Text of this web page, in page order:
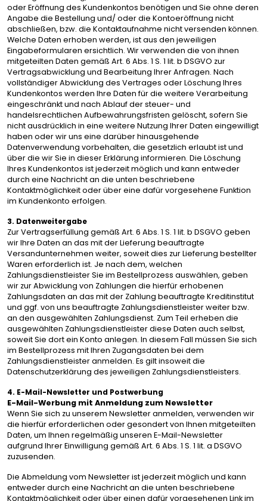
oder Eröffnung des Kundenkontos benötigen und Sie ohne deren
Angabe die Bestellung und/ oder die Kontoeröffnung nicht
abschließen, bzw. die Kontaktaufnahme nicht versenden können.
Welche Daten erhoben werden, ist aus den jeweiligen
Eingabeformularen ersichtlich. Wir verwenden die von ihnen
mitgeteilten Daten gemäß Art. 6 Abs. 1 S. 1 lit. b DSGVO zur
Vertragsabwicklung und Bearbeitung Ihrer Anfragen. Nach
vollständiger Abwicklung des Vertrages oder Löschung Ihres
Kundenkontos werden Ihre Daten für die weitere Verarbeitung
eingeschränkt und nach Ablauf der steuer- und
handelsrechtlichen Aufbewahrungsfristen gelöscht, sofern Sie
nicht ausdrücklich in eine weitere Nutzung Ihrer Daten eingewilligt
haben oder wir uns eine darüber hinausgehende
Datenverwendung vorbehalten, die gesetzlich erlaubt ist und
über die wir Sie in dieser Erklärung informieren. Die Löschung
Ihres Kundenkontos ist jederzeit möglich und kann entweder
durch eine Nachricht an die unten beschriebene
Kontaktmöglichkeit oder über eine dafür vorgesehene Funktion
im Kundenkonto erfolgen.
3. Datenweitergabe
Zur Vertragserfüllung gemäß Art. 6 Abs. 1 S. 1 lit. b DSGVO geben
wir Ihre Daten an das mit der Lieferung beauftragte
Versandunternehmen weiter, soweit dies zur Lieferung bestellter
Waren erforderlich ist. Je nach dem, welchen
Zahlungsdienstleister Sie im Bestellprozess auswählen, geben
wir zur Abwicklung von Zahlungen die hierfür erhobenen
Zahlungsdaten an das mit der Zahlung beauftragte Kreditinstitut
und ggf. von uns beauftragte Zahlungsdienstleister weiter bzw.
an den ausgewählten Zahlungsdienst. Zum Teil erheben die
ausgewählten Zahlungsdienstleister diese Daten auch selbst,
soweit Sie dort ein Konto anlegen. In diesem Fall müssen Sie sich
im Bestellprozess mit Ihren Zugangsdaten bei dem
Zahlungsdienstleister anmelden. Es gilt insoweit die
Datenschutzerklärung des jeweiligen Zahlungsdienstleisters.
4. E-Mail-Newsletter und Postwerbung
E-Mail-Werbung mit Anmeldung zum Newsletter
Wenn Sie sich zu unserem Newsletter anmelden, verwenden wir
die hierfür erforderlichen oder gesondert von Ihnen mitgeteilten
Daten, um Ihnen regelmäßig unseren E-Mail-Newsletter
aufgrund Ihrer Einwilligung gemäß Art. 6 Abs. 1 S. 1 lit. a DSGVO
zuzusenden.
Die Abmeldung vom Newsletter ist jederzeit möglich und kann
entweder durch eine Nachricht an die unten beschriebene
Kontaktmöglichkeit oder über einen dafür vorgesehenen Link im